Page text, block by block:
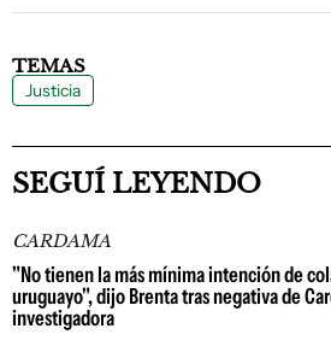
TEMAS
Justicia
SEGUÍ LEYENDO
CARDAMA
"No tienen la más mínima intención de
uruguayo", dijo Brenta tras negativa de
investigadora